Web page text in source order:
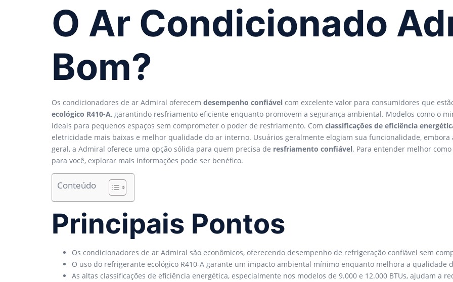
O Ar Condicionado
Bom?
Os condicionadores de ar Admiral oferecem desempenho confiável com excelente valor para consumidores que
ecológico R410-A, garantindo resfriamento eficiente enquanto promovem a segurança ambiental. Modelos como o
ideais para pequenos espaços sem comprometer o poder de resfriamento. Com classificações de eficiência
eletricidade mais baixas e melhor qualidade do ar interno. Usuários geralmente elogiam sua funcionalidade,
geral, a Admiral oferece uma opção sólida para quem precisa de resfriamento confiável. Para entender melhor
para você, explorar mais informações pode ser benéfico.
Conteúdo
Principais Pontos
Os condicionadores de ar Admiral são econômicos, oferecendo desempenho de refrigeração confiável sem
O uso do refrigerante ecológico R410-A garante um impacto ambiental mínimo enquanto melhora a qualidade
As altas classificações de eficiência energética, especialmente nos modelos de 9.000 e 12.000 BTUs, ajudam a